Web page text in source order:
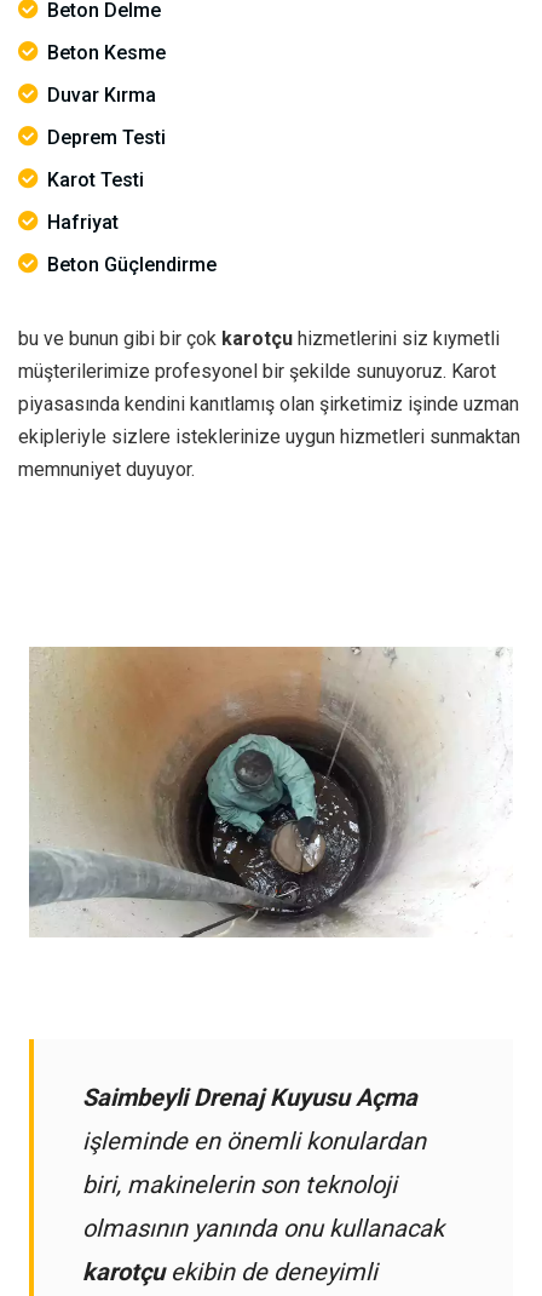
Beton Delme
Beton Kesme
Duvar Kırma
Deprem Testi
Karot Testi
Hafriyat
Beton Güçlendirme
bu ve bunun gibi bir çok karotçu hizmetlerini siz kıymetli
müşterilerimize profesyonel bir şekilde sunuyoruz. Karot
piyasasında kendini kanıtlamış olan şirketimiz işinde uzman
ekipleriyle sizlere isteklerinize uygun hizmetleri sunmaktan
memnuniyet duyuyor.
Saimbeyli Drenaj Kuyusu Açma
işleminde en önemli konulardan
biri, makinelerin son teknoloji
olmasının yanında onu kullanacak
karotçuekibin de deneyimli